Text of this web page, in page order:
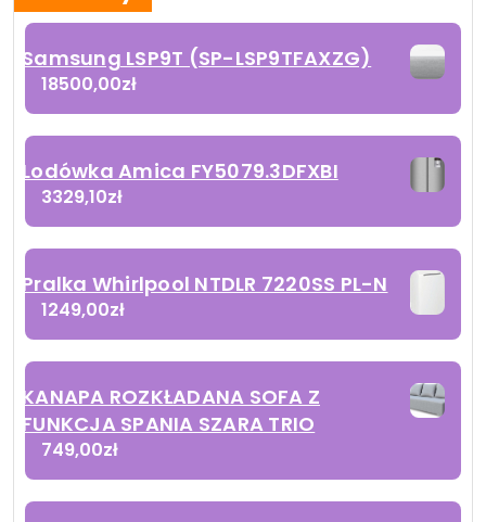
Samsung LSP9T (SP-LSP9TFAXZG)
18500,00zł
Lodówka Amica FY5079.3DFXBI
3329,10zł
Pralka Whirlpool NTDLR 7220SS PL-N
1249,00zł
KANAPA ROZKŁADANA SOFA Z
FUNKCJA SPANIA SZARA TRIO
749,00zł